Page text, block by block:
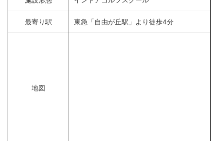
最寄り駅 東急「自由が丘駅」より徒歩4分
地図